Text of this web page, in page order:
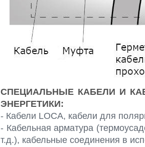
СПЕЦИАЛЬНЫЕ КАБЕЛИ И
ЭНЕРГЕТИКИ:
- Кабели LOCA, кабели для
- Кабельная арматура
т.д.), кабельные соединения в